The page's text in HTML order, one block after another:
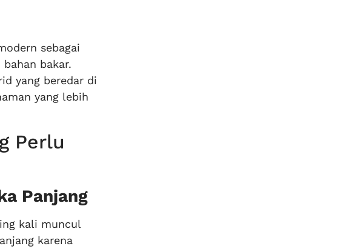
sebagai
bakar.
yang beredar di
yang lebih
Perlu
Panjang
kali muncul
karena